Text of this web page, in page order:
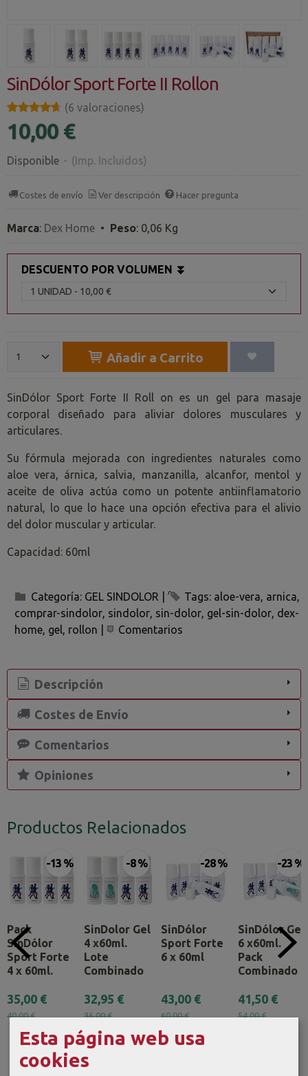
SinDólor Sport Forte II Rollon
★★★★★
★★★★★ (6 valoraciones)
10,00 €
Disponible - (Imp. Incluidos)
Costes de envío Ver descripción Hacer pregunta
Marca: Dex Home • Peso: 0,06 Kg
DESCUENTO POR VOLUMEN ⏬
Añadir a Carrito
SinDólor Sport Forte II Roll on es un gel para masaje
corporal diseñado para aliviar dolores musculares y
articulares.
Su fórmula mejorada con ingredientes naturales como
aloe vera, árnica, salvia, manzanilla, alcanfor, mentol y
aceite de oliva actúa como un potente antiinflamatorio
natural, lo que lo hace una opción efectiva para el alivio
del dolor muscular y articular.
Capacidad: 60ml
Categoría: GEL SINDOLOR Tags: aloe-vera arnica
comprar-sindolor sindolor sin-dolor gel-sin-dolor dex-
home gel rollon Comentarios
Descripción
Costes de Envío
Comentarios
Opiniones
Productos Relacionados
-13 %
Pack
SinDólor
Sport Forte
4 x 60ml.
35,00 €
40,00 €
-8 %
SinDolor Gel
4 x60ml.
Lote
Combinado
32,95 €
36,00 €
-28 %
SinDólor
Sport Forte
6 x 60ml
43,00 €
60,00 €
-23 %
SinDólor Gel
6 x60ml.
Pack
Combinado
41,50 €
54,00 €
Esta página web usa
cookies